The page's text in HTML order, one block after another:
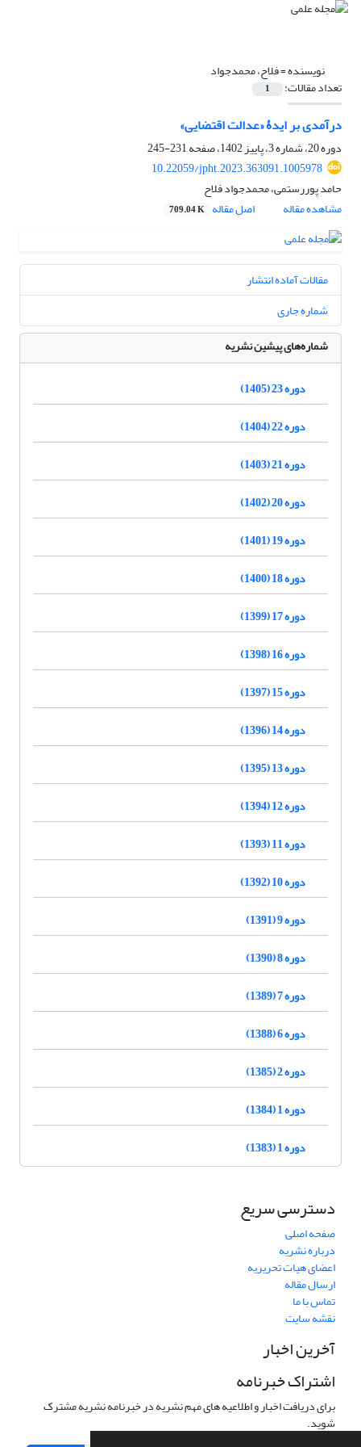
نویسنده =فلاح، محمدجواد
تعداد مقالات: 1
درآمدی بر ایدۀ «عدالت اقتضایی»
دوره 20، شماره 3، پاییز 1402، صفحه
231-245
10.22059/jpht.2023.363091.1005978
حامد پوررستمی، محمدجواد فلاح
مشاهده مقاله
اصل مقاله 709.04 K
مقالات آماده انتشار
شماره جاری
شماره‌های پیشین نشریه
دوره 23 (1405)
دوره 22 (1404)
دوره 21 (1403)
دوره 20 (1402)
دوره 19 (1401)
دوره 18 (1400)
دوره 17 (1399)
دوره 16 (1398)
دوره 15 (1397)
دوره 14 (1396)
دوره 13 (1395)
دوره 12 (1394)
دوره 11 (1393)
دوره 10 (1392)
دوره 9 (1391)
دوره 8 (1390)
دوره 7 (1389)
دوره 6 (1388)
دوره 2 (1385)
دوره 1 (1384)
دوره 1 (1383)
دسترسی سریع
صفحه اصلی
درباره نشریه
اعضای هیات تحریریه
ارسال مقاله
تماس با ما
نقشه سایت
آخرین اخبار
اشتراک خبرنامه
برای دریافت اخبار و اطلاعیه های مهم نشریه در خبرنامه نشریه مشترک
شوید.